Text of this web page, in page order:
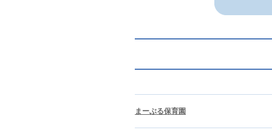
まーぶる保育園